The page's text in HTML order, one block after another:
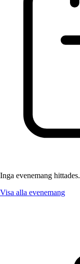
Inga evenemang hittades.
Visa alla evenemang